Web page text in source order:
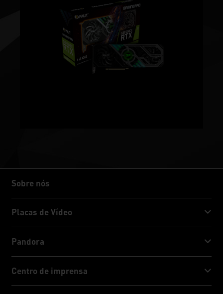
Sobre nós
Sobre nós
Placas de Vídeo
GeForce RTX™ 40 Series
GeForce RTX™ 30 Series
Pandora
NVIDIA Jetson Orin™ Nano Super
Centro de imprensa